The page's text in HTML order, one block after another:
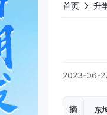
首页 升
2023-06-
摘
东